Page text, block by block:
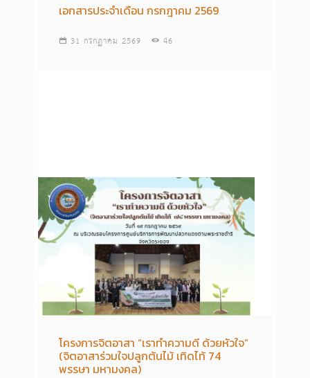
เอกสารประจำเดือน กรกฎาคม 2569
31 กรกฏาคม 2569 46
โครงการจิตอาสา “เราทำความดี ด้วยหัวใจ”
(จิตอาสาร่วมใจปลูกต้นไม้ เทิดไท้ 74
พรรษา มหามงคล)